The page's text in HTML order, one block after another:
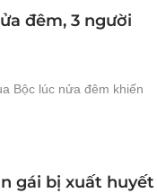
đêm, 3 người
Bộc lúc nửa đêm khiến
gái bị xuất huyết